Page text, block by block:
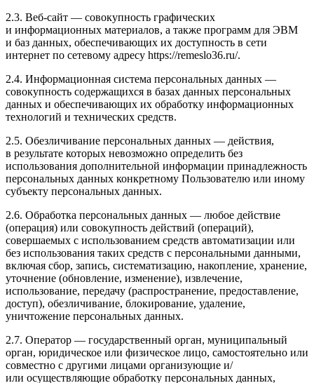
2.3. Веб-сайт — совокупность графических
и информационных материалов, а также программ для ЭВМ
и баз данных, обеспечивающих их доступность в сети
интернет по сетевому адресу https://remeslo36.ru/.
2.4. Информационная система персональных данных —
совокупность содержащихся в базах данных персональных
данных и обеспечивающих их обработку информационных
технологий и технических средств.
2.5. Обезличивание персональных данных — действия,
в результате которых невозможно определить без
использования дополнительной информации принадлежность
персональных данных конкретному Пользователю или иному
субъекту персональных данных.
2.6. Обработка персональных данных — любое действие
(операция) или совокупность действий (операций),
совершаемых с использованием средств автоматизации или
без использования таких средств с персональными данными,
включая сбор, запись, систематизацию, накопление, хранение,
уточнение (обновление, изменение), извлечение,
использование, передачу (распространение, предоставление,
доступ), обезличивание, блокирование, удаление,
уничтожение персональных данных.
2.7. Оператор — государственный орган, муниципальный
орган, юридическое или физическое лицо, самостоятельно или
совместно с другими лицами организующие и/
или осуществляющие обработку персональных данных,